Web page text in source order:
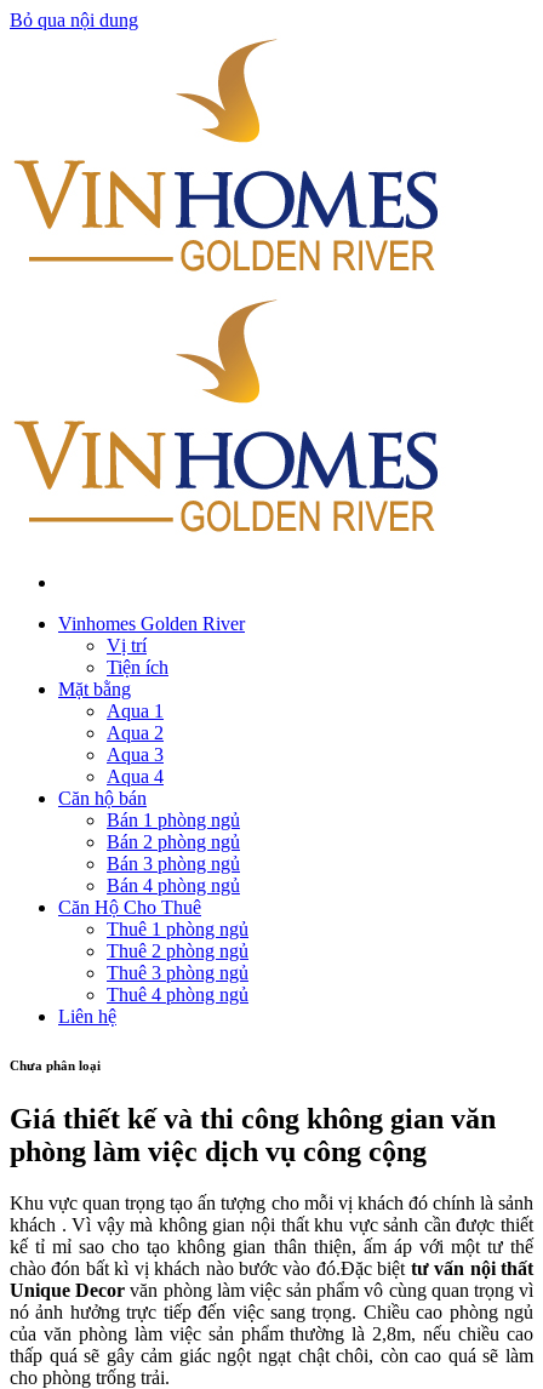
Bỏ qua nội dung
Vinhomes Golden River
Vị trí
Tiện ích
Mặt bằng
Aqua 1
Aqua 2
Aqua 3
Aqua 4
Căn hộ bán
Bán 1 phòng ngủ
Bán 2 phòng ngủ
Bán 3 phòng ngủ
Bán 4 phòng ngủ
Căn Hộ Cho Thuê
Thuê 1 phòng ngủ
Thuê 2 phòng ngủ
Thuê 3 phòng ngủ
Thuê 4 phòng ngủ
Liên hệ
Chưa phân loại
Giá thiết kế và thi công không gian văn
phòng làm việc dịch vụ công cộng
Khu vực quan trọng tạo ấn tượng cho mỗi vị khách đó chính là sảnh
khách . Vì vậy mà không gian nội thất khu vực sảnh cần được thiết
kế tỉ mỉ sao cho tạo không gian thân thiện, ấm áp với một tư thế
chào đón bất kì vị khách nào bước vào đó.Đặc biệt tư vấn nội thất
Unique Decor văn phòng làm việc sản phẩm vô cùng quan trọng vì
nó ảnh hưởng trực tiếp đến việc sang trọng. Chiều cao phòng ngủ
của văn phòng làm việc sản phẩm thường là 2,8m, nếu chiều cao
thấp quá sẽ gây cảm giác ngột ngạt chật chôi, còn cao quá sẽ làm
cho phòng trống trải.